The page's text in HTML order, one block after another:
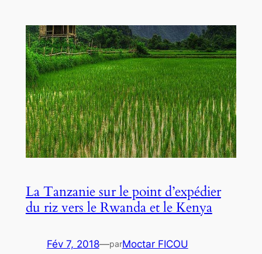
La Tanzanie sur le point d’expédier
du riz vers le Rwanda et le Kenya
Fév 7, 2018—parMoctar FICOU